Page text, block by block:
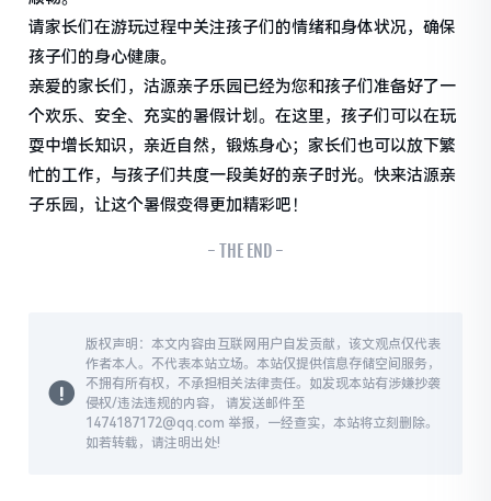
请家长们在游玩过程中关注孩子们的情绪和身体状况，确保
孩子们的身心健康。
亲爱的家长们，沽源亲子乐园已经为您和孩子们准备好了一
个欢乐、安全、充实的暑假计划。在这里，孩子们可以在玩
耍中增长知识，亲近自然，锻炼身心；家长们也可以放下繁
忙的工作，与孩子们共度一段美好的亲子时光。快来沽源亲
子乐园，让这个暑假变得更加精彩吧！
- THE END -
版权声明：本文内容由互联网用户自发贡献，该文观点仅代表
作者本人。不代表本站立场。本站仅提供信息存储空间服务，
不拥有所有权，不承担相关法律责任。如发现本站有涉嫌抄袭
侵权/违法违规的内容， 请发送邮件至
1474187172@qq.com 举报，一经查实，本站将立刻删除。
如若转载，请注明出处!